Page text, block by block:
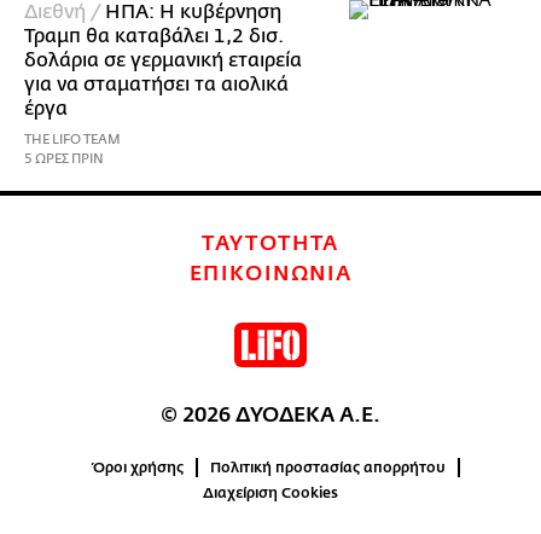
Διεθνή / ΗΠΑ: Η κυβέρνηση
Τραμπ θα καταβάλει 1,2 δισ.
δολάρια σε γερμανική εταιρεία
για να σταματήσει τα αιολικά
έργα
THE LIFO TEAM
5 ΩΡΕΣ ΠΡΙΝ
ΤΑΥΤΟΤΗΤΑ
ΕΠΙΚΟΙΝΩΝΙΑ
© 2026 ΔΥΟΔΕΚΑ Α.Ε.
Όροι χρήσης
Πολιτική προστασίας απορρήτου
Διαχείριση Cookies